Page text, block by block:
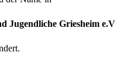
Jugendliche Griesheim e.V